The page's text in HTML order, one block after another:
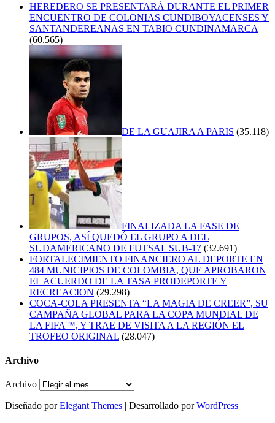
HEREDERO SE PRESENTARÁ DURANTE EL PRIMER
ENCUENTRO DE COLONIAS CUNDIBOYACENSES Y
SANTANDEREANAS EN TABIO CUNDINAMARCA
(60.565)
DE LA GUAJIRA A PARIS (35.118)
FINALIZADA LA FASE DE
GRUPOS, ASÍ QUEDÓ EL GRUPO A DEL
SUDAMERICANO DE FUTSAL SUB-17 (32.691)
FORTALECIMIENTO FINANCIERO AL DEPORTE EN
484 MUNICIPIOS DE COLOMBIA, QUE APROBARON
EL ACUERDO DE LA TASA PRODEPORTE Y
RECREACION (29.298)
COCA-COLA PRESENTA “LA MAGIA DE CREER”, SU
CAMPAÑA GLOBAL PARA LA COPA MUNDIAL DE
LA FIFA™, Y TRAE DE VISITA A LA REGIÓN EL
TROFEO ORIGINAL (28.047)
Archivo
Archivo
Diseñado porElegant Themes | Desarrollado porWordPress